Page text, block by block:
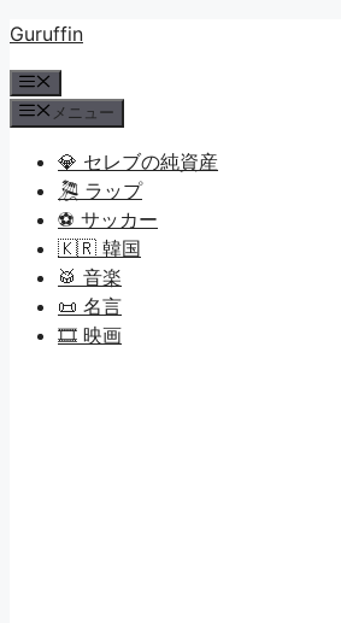
コ
テ
ン
Guruffin
ニ
ュ
メニュー
💎 セレブの純資産
🎘 ラップ
⚽ サッカー
🇰🇷 韓国
🥁 音楽
📜 名言
🎞️ 映画